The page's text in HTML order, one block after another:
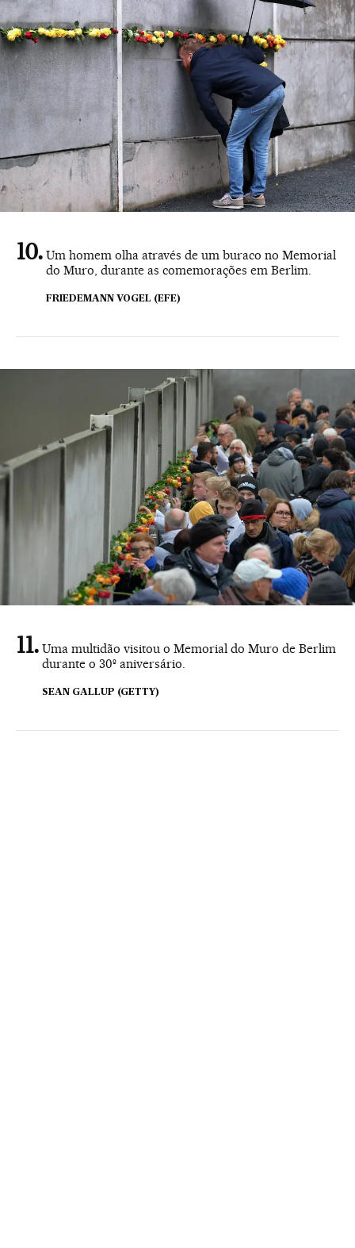
Um homem olha através de um buraco no Memorial
do Muro, durante as comemorações em Berlim.
FRIEDEMANN VOGEL (EFE)
Uma multidão visitou o Memorial do Muro de Berlim
durante o 30º aniversário.
SEAN GALLUP (GETTY)